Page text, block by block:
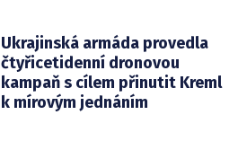
Ukrajinská armáda provedla
čtyřicetidenní dronovou
kampaň s cílem přinutit Kreml
k mírovým jednáním